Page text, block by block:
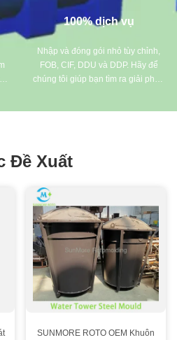
100% dịch vụ
Nhập và đóng gói nhỏ tùy chỉnh,
FOB, CIF, DDU và DDP. Hãy để
chúng tôi giúp bạn tìm ra giải pháp
Đề Xuất
SUNMORE ROTO OEM Khuôn